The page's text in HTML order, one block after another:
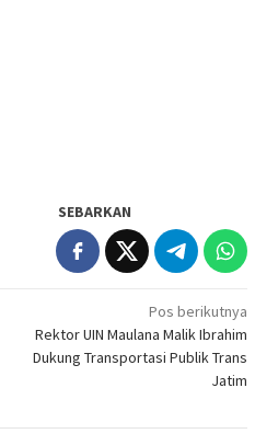
SEBARKAN
Pos berikutnya
Rektor UIN Maulana Malik Ibrahim
Dukung Transportasi Publik Trans
Jatim